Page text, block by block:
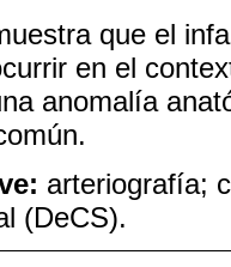
que el
en el
anomalía
arteriografía;
(DeCS).